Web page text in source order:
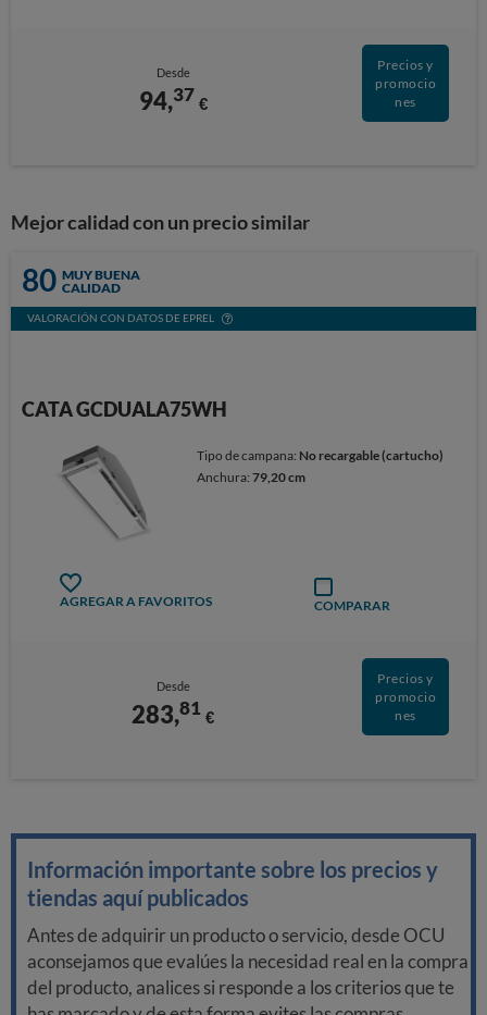
Desde
94,37 €
Precios y
promocio
nes
Mejor calidad con un precio similar
80 MUY BUENA
CALIDAD
VALORACIÓN CON DATOS DE EPREL
CATA GCDUALA75WH
Tipo de campana: No recargable (cartucho)
Anchura:79,20 cm
AGREGAR A FAVORITOS COMPARAR
Desde
283,81 €
Precios y
promocio
nes
Información importante sobre los precios y
tiendas aquí publicados
Antes de adquirir un producto o servicio, desde OCU
aconsejamos que evalúes la necesidad real en la compra
del producto, analices si responde a los criterios que te